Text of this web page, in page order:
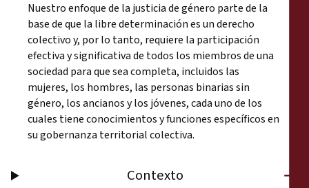
Nuestro enfoque de la justicia de género parte de la
base de que la libre determinación es un derecho
colectivo y, por lo tanto, requiere la participación
efectiva y significativa de todos los miembros de una
sociedad para que sea completa, incluidos las
mujeres, los hombres, las personas binarias sin
género, los ancianos y los jóvenes, cada uno de los
cuales tiene conocimientos y funciones específicos en
su gobernanza territorial colectiva.
Contexto